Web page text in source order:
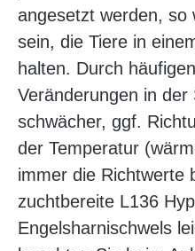
angesetzt werden, so
sein, die Tiere in
halten. Durch
Veränderungen in
schwächer, ggf.
der Temperatur
immer die Richtwerte
zuchtbereite L136
Engelsharnischwels